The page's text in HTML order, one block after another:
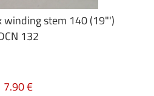
winding stem 140 (19"')
132
7.90 €